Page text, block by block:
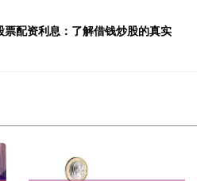
配资利息：了解借钱炒股的真实